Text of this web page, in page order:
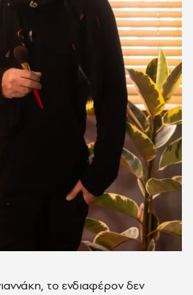
το ενδιαφέρον δεν